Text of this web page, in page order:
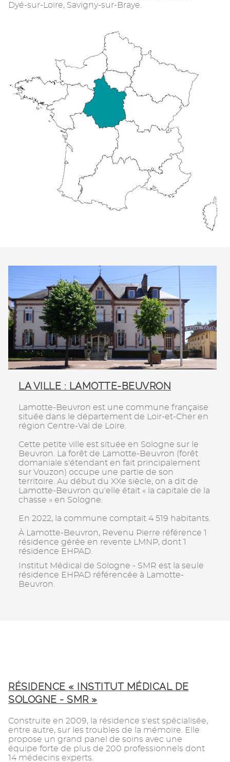
Dyé-sur-Loire, Savigny-sur-Braye.
LA VILLE : LAMOTTE-BEUVRON
Lamotte-Beuvron est une commune française
située dans le département de Loir-et-Cher en
région Centre-Val de Loire.
Cette petite ville est située en Sologne sur le
Beuvron. La forêt de Lamotte-Beuvron (forêt
domaniale s'étendant en fait principalement
sur Vouzon) occupe une partie de son
territoire. Au début du XXe siècle, on a dit de
Lamotte-Beuvron qu'elle était « la capitale de la
chasse » en Sologne.
En 2022, la commune comptait 4 519 habitants.
À Lamotte-Beuvron, Revenu Pierre référence 1
résidence gérée en revente LMNP, dont 1
résidence EHPAD.
Institut Médical de Sologne - SMR est la seule
résidence EHPAD référencée à Lamotte-
Beuvron.
RÉSIDENCE « INSTITUT MÉDICAL DE
SOLOGNE - SMR »
Construite en 2009, la résidence s'est spécialisée,
entre autre, sur les troubles de la mémoire. Elle
propose un grand panel de soins avec une
équipe forte de plus de 200 professionnels dont
14 médecins experts.